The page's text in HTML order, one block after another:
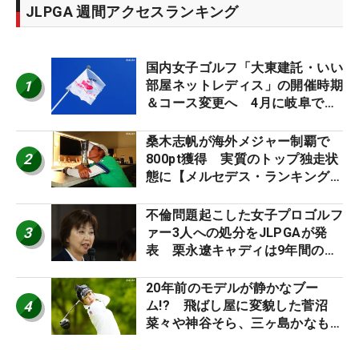
JLPGA 週間アクセスランキング
1
国内女子ゴルフ「大東建託・いい
部屋ネットレディス」の開催時期
＆コース変更へ 4月に岐阜で開
2
桑木志帆が海外メジャー制覇で
800pt獲得 実質のトップ独走状
態に【メルセデス・ランキング番
3
不倫問題起こした女子プロゴルフ
ァー3人への処分をJLPGAが発
表 栗永遼キャディは9年間の立
4
20年前のモデルが静かなブー
ム!? 飛ばし屋に変貌した菅沼
菜々や神谷そら、三ヶ島かなも使